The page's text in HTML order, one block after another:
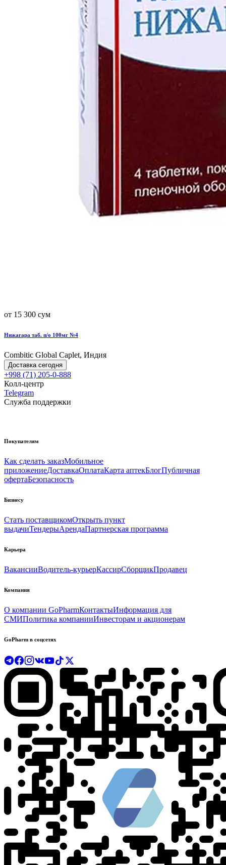
от 15 300 сум
Нижагара таб. п/о 100мг №4
Combitic Global Caplet, Индия
Доставка сегодня
+998 (71) 205-0-888
Колл-центр
Telegram
Служба поддержки
Покупателям
Как сделать заказМобильное
приложениеДоставкаОплатаКарта аптекБлогПубличная
офертаБезопасность
Бизнесу
Стать поставщикомОткрыть пункт
выдачиТендерыАрендаПартнерская программа
Карьера
ВакансииВодитель-курьерКассирСборщикПродавец
Компания
О компании GoPharmКонтактыИнформация для
СМИПолитика компанииИнвесторам и акционерам
GoPharm в соцсетях